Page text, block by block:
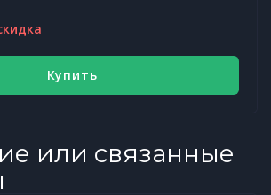
Купить
или связанные